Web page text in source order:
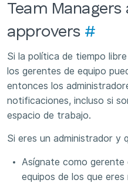
Team
approvers #
Si la política de tiempo
los gerentes de equipo
entonces los
notificaciones, incluso si
espacio de trabajo.
Si eres un administrador y
Asígnate como gerente
equipos de los que